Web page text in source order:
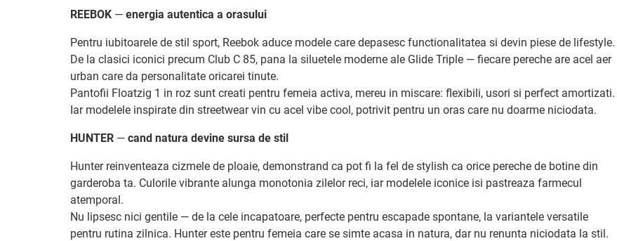
REEBOK — energia autentica a orasului
Pentru iubitoarele de stil sport, Reebok aduce modele care depasesc functionalitatea si devin piese de lifestyle.
De la clasici iconici precum Club C 85, pana la siluetele moderne ale Glide Triple — fiecare pereche are acel aer
urban care da personalitate oricarei tinute.
Pantofii Floatzig 1 in roz sunt creati pentru femeia activa, mereu in miscare: flexibili, usori si perfect amortizati.
Iar modelele inspirate din streetwear vin cu acel vibe cool, potrivit pentru un oras care nu doarme niciodata.
HUNTER — cand natura devine sursa de stil
Hunter reinventeaza cizmele de ploaie, demonstrand ca pot fi la fel de stylish ca orice pereche de botine din
garderoba ta. Culorile vibrante alunga monotonia zilelor reci, iar modelele iconice isi pastreaza farmecul
atemporal.
Nu lipsesc nici gentile — de la cele incapatoare, perfecte pentru escapade spontane, la variantele versatile
pentru rutina zilnica. Hunter este pentru femeia care se simte acasa in natura, dar nu renunta niciodata la stil.